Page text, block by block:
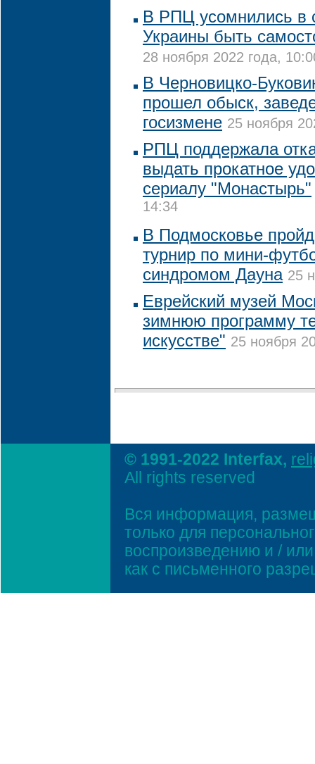
В РПЦ усомнились в
Украины быть
28 ноября 2022 года,
В Черновицко-
прошел обыск,
госизмене 25 ноября
РПЦ поддержала
выдать прокатное
сериалу "Монастырь"
14:34
В Подмосковье
турнир по мини-
синдромом Дауна 25
Еврейский музей
зимнюю программу
искусстве" 25 ноября
© 1991-2022 Interfax,
All rights reserved
Вся информация,
только для
воспроизведению и /
как с письменного